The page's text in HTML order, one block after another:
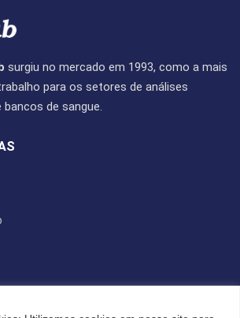
surgiu no mercado em 1993, como a mais
para os setores de análises
de sangue.